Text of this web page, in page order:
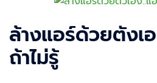
ล้างแอร์ด้วยตังเ
ถ้าไม่รู้